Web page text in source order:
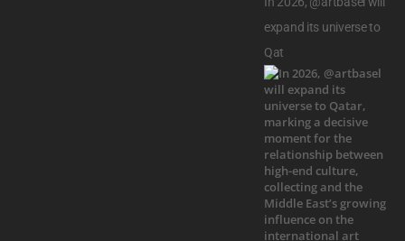
expand its universe to
Qat